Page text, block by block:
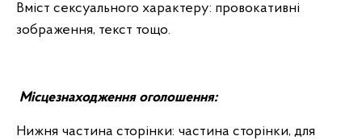
Вміст сексуального характеру: провокативні
зображення, текст тощо.
Місцезнаходження оголошення:
Нижня частина сторінки: частина сторінки, для